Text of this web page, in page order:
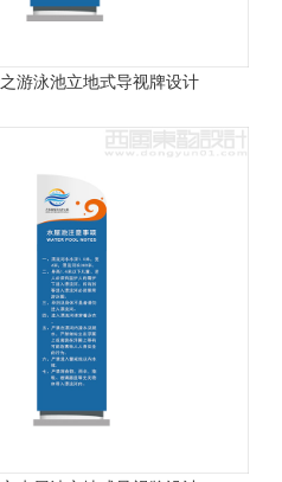
游泳池立地式导视牌设计